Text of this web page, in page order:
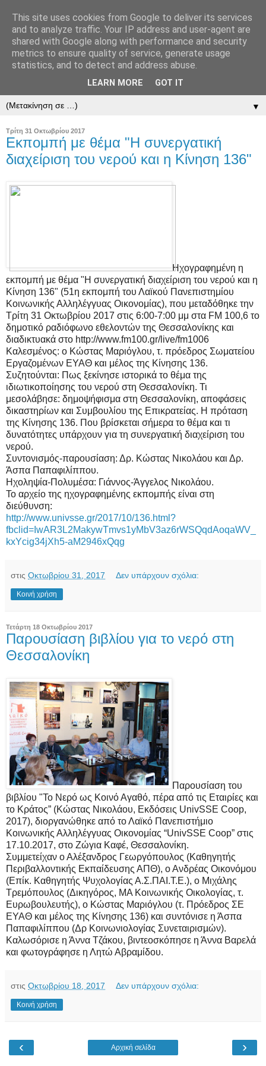
▼
Τρίτη 31 Οκτωβρίου 2017
Εκπομπή με θέμα "Η συνεργατική
διαχείριση του νερού και η Κίνηση 136"
Ηχογραφημένη η
εκπομπή με θέμα "Η συνεργατική διαχείριση του νερού και η
Κίνηση 136" (51η εκπομπή του Λαϊκού Πανεπιστημίου
Κοινωνικής Αλληλέγγυας Οικονομίας), που μεταδόθηκε την
Τρίτη 31 Οκτωβρίου 2017 στις 6:00-7:00 μμ στα FM 100,6 το
δημοτικό ραδιόφωνο εθελοντών της Θεσσαλονίκης και
διαδικτυακά στο http://www.fm100.gr/live/fm1006
Καλεσμένος: ο Κώστας Μαριόγλου, τ. πρόεδρος Σωματείου
Εργαζομένων ΕΥΑΘ και μέλος της Κίνησης 136.
Συζητούνται: Πως ξεκίνησε ιστορικά το θέμα της
ιδιωτικοποίησης του νερού στη Θεσσαλονίκη. Τι
μεσολάβησε: δημοψήφισμα στη Θεσσαλονίκη, αποφάσεις
δικαστηρίων και Συμβουλίου της Επικρατείας. Η πρόταση
της Κίνησης 136. Που βρίσκεται σήμερα το θέμα και τι
δυνατότητες υπάρχουν για τη συνεργατική διαχείριση του
νερού.
Συντονισμός-παρουσίαση: Δρ. Κώστας Νικολάου και Δρ.
Άσπα Παπαφιλίππου.
Ηχοληψία-Πολυμέσα: Γιάννος-Άγγελος Νικολάου.
Το αρχείο της ηχογραφημένης εκπομπής είναι στη
διεύθυνση:
http://www.univsse.gr/2017/10/136.html?
fbclid=IwAR3L2MakywTmvs1yMbV3az6rWSQqdAoqaWV_
kxYcig34jXh5-aM2946xQqg
στις Οκτωβρίου 31, 2017 Δεν υπάρχουν σχόλια:
Κοινή χρήση
Τετάρτη 18 Οκτωβρίου 2017
Παρουσίαση βιβλίου για το νερό στη
Θεσσαλονίκη
Παρουσίαση του
βιβλίου "Το Νερό ως Κοινό Αγαθό, πέρα από τις Εταιρίες και
το Κράτος” (Κώστας Νικολάου, Εκδόσεις UnivSSE Coop,
2017), διοργανώθηκε από το Λαϊκό Πανεπιστήμιο
Κοινωνικής Αλληλέγγυας Οικονομίας “UnivSSE Coop” στις
17.10.2017, στο Ζώγια Καφέ, Θεσσαλονίκη.
Συμμετείχαν ο Αλέξανδρος Γεωργόπουλος (Καθηγητής
Περιβαλλοντικής Εκπαίδευσης ΑΠΘ), ο Ανδρέας Οικονόμου
(Επίκ. Καθηγητής Ψυχολογίας Α.Σ.ΠΑΙ.Τ.Ε.), ο Μιχάλης
Τρεμόπουλος (Δικηγόρος, ΜΑ Κοινωνικής Οικολογίας, τ.
Ευρωβουλευτής), ο Κώστας Μαριόγλου (τ. Πρόεδρος ΣΕ
ΕΥΑΘ και μέλος της Κίνησης 136) και συντόνισε η Άσπα
Παπαφιλίππου (Δρ Κοινωνιολογίας Συνεταιρισµών).
Καλωσόρισε η Άννα Τζάκου, βιντεοσκόπησε η Άννα Βαρελά
και φωτογράφησε η Λητώ Αβραμίδου.
στις Οκτωβρίου 18, 2017 Δεν υπάρχουν σχόλια:
Κοινή χρήση
‹ ›
Αρχική σελίδα
This site uses cookies from Google to deliver its services
and to analyze traffic. Your IP address and user-agent are
shared with Google along with performance and security
metrics to ensure quality of service, generate usage
statistics, and to detect and address abuse.
LEARN MORE GOT IT